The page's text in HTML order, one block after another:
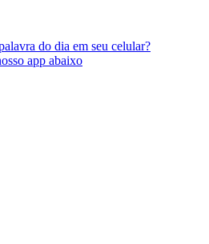
do dia em seu celular?
app abaixo